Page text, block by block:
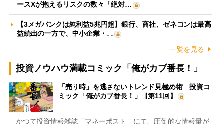
ースXが抱えるリスクの数々「絶対…
【3メガバンクは純利益5兆円超】銀行、商社、ゼネコンは最高
益続出の一方で、中小企業・…
一覧を見る
投資ノウハウ満載コミック「俺がカブ番長！」
「売り時」を逃さないトレンド見極め術 投資コ
ミック「俺がカブ番長！」【第11回】
かつて投資情報雑誌「マネーポスト」にて、圧倒的な情報量が